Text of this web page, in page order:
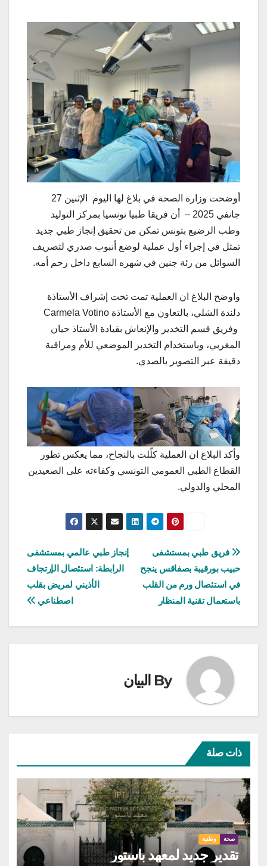
أوضحت وزارة الصحة في بلاغ لها اليوم الإثنين 27
جانفي 2025 – أن فريقا طبيا تونسيا بمركز التوليد
وطب الرضيع بتونس تمكن من تحقيق إنجاز طبي جديد
تمثل في إجراء أول عملية لوضع أنبوب صدري لتصريف
السوائل من رئة جنين في شهره السابع داخل رحم أمه.
واوضح البلاغ ان العملية تمت تحت إشراف الأستاذة
دلندة الشلي، بالتعاون مع الأستاذة Carmela Votino
وفريق قسم التخدير والإنعاش بقيادة الأستاذ حيان
المغربي، وباستخدام التخدير الموضعي للأم ومراقبة
دقيقة عبر التصوير بالصدى.
وأكد البلاغ ان العملية كلّلت بالنجاح، مما يعكس تطور
القطاع الطبي العمومي التونسي وكفاءته على الصعيدين
المحلي والدولي.
تصفّح
المقالات
إنجاز طبي عالمي بمستشفى
الرابطة: استئصال الإرتجاف
الأذيني لمريض بقلب
اصطناعي
فريق طبي بمستشفى
حبيب بورقيبة بصفاقس ينجح
في استئصال ورم من القلب
باستعمال تقنية المنظار
By البيان
ذات صلة
صحة وطنية
تقدير جديد لمعهد باستور